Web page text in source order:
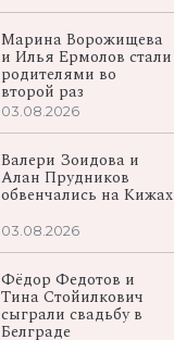
Марина Ворожищева
и Илья Ермолов стали
родителями во
второй раз
03.08.2026
Валери Зоидова и
Алан Прудников
обвенчались на Кижах
03.08.2026
Фёдор Федотов и
Тина Стойилкович
сыграли свадьбу в
Белграде